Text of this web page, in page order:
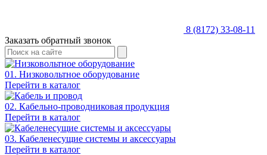
8 (8172) 33-08-11
Заказать обратный звонок
01. Низковольтное оборудование
Перейти в каталог
02. Кабельно-проводниковая продукция
Перейти в каталог
03. Кабеленесущие системы и аксессуары
Перейти в каталог